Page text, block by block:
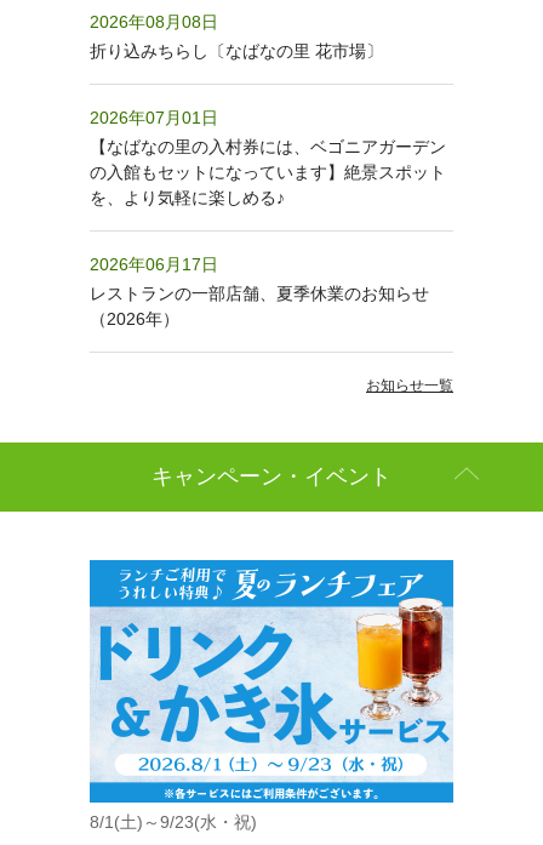
2026年08月08日
折り込みちらし〔なばなの里 花市場〕
2026年07月01日
【なばなの里の入村券には、ベゴニアガーデン
の入館もセットになっています】絶景スポット
を、より気軽に楽しめる♪
2026年06月17日
レストランの一部店舗、夏季休業のお知らせ
（2026年）
お知らせ一覧
キャンペーン・イベント
8/1(土)～9/23(水・祝)